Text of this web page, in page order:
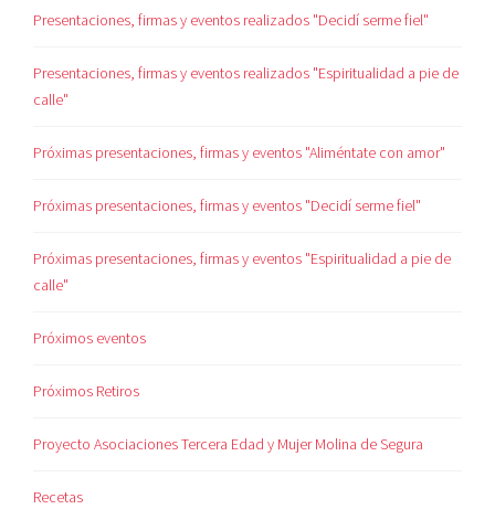
Presentaciones, firmas y eventos realizados "Decidí serme fiel"
Presentaciones, firmas y eventos realizados "Espiritualidad a pie de
calle"
Próximas presentaciones, firmas y eventos "Aliméntate con amor"
Próximas presentaciones, firmas y eventos "Decidí serme fiel"
Próximas presentaciones, firmas y eventos "Espiritualidad a pie de
calle"
Próximos eventos
Próximos Retiros
Proyecto Asociaciones Tercera Edad y Mujer Molina de Segura
Recetas